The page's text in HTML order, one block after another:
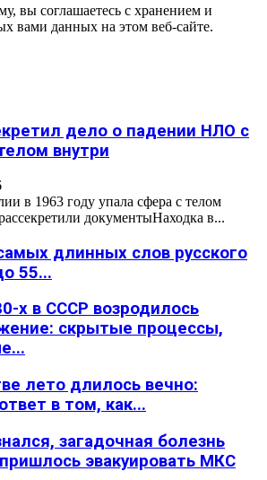
вы соглашаетесь с хранением и
вами данных на этом веб-сайте.
дело о падении НЛО с
внутри
в 1963 году упала сфера с телом
документыНаходка в...
длинных слов русского
55...
х в СССР возродилось
скрытые процессы,
лето длилось вечно:
в том, как...
загадочная болезнь
эвакуировать МКС